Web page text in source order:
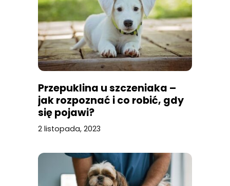
Przepuklina u szczeniaka –
jak rozpoznać i co robić, gdy
się pojawi?
2 listopada, 2023